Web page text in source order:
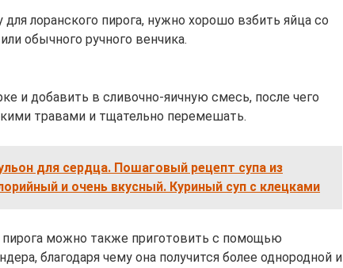
лоранского пирога, нужно хорошо взбить яйца со
обычного ручного венчика.
и добавить в сливочно-яичную смесь, после чего
травами и тщательно перемешать.
для сердца. Пошаговый рецепт супа из
и очень вкусный. Куриный суп с клецками
пирога можно также приготовить с помощью
благодаря чему она получится более однородной и